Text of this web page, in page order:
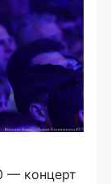
— концерт